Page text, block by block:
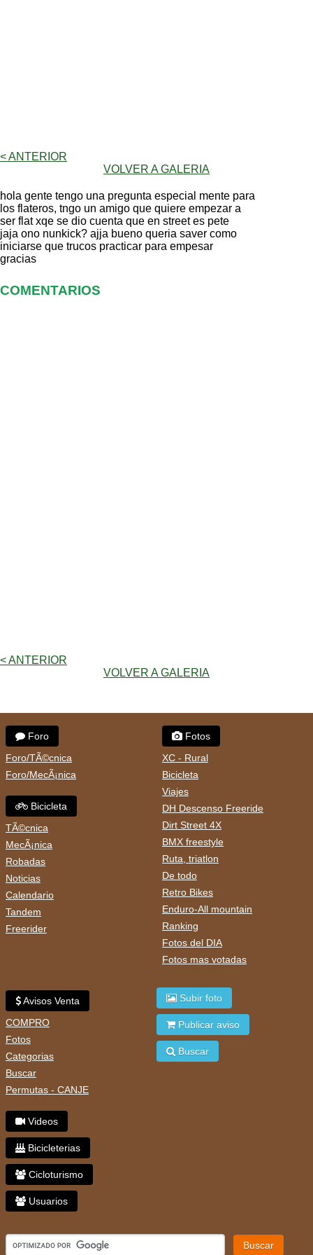
< ANTERIOR
VOLVER A GALERIA
hola gente tengo una pregunta especial mente para
los flateros, tngo un amigo que quiere empezar a
ser flat xqe se dio cuenta que en street es pete
jaja ono nunkick? ajja bueno queria saver como
iniciarse que trucos practicar para empesar
gracias
COMENTARIOS
< ANTERIOR
VOLVER A GALERIA
Foro
Foro/TÃ©cnica
Foro/MecÃ¡nica
Bicicleta
TÃ©cnica
MecÃ¡nica
Robadas
Noticias
Calendario
Tandem
Freerider
Fotos
XC - Rural
Bicicleta
Viajes
DH Descenso Freeride
Dirt Street 4X
BMX freestyle
Ruta, triatlon
De todo
Retro Bikes
Enduro-All mountain
Ranking
Fotos del DIA
Fotos mas votadas
Avisos Venta
COMPRO
Fotos
Categorias
Buscar
Permutas - CANJE
Videos
Bicicleterias
Cicloturismo
Usuarios
Subir foto
Publicar aviso
Buscar
Buscar